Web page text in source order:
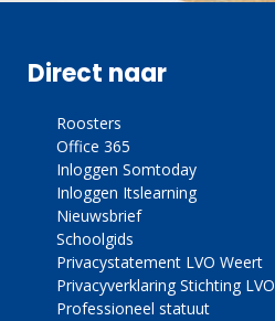
Direct naar
Roosters
Office 365
Inloggen Somtoday
Inloggen Itslearning
Nieuwsbrief
Schoolgids
Privacystatement LVO Weert
Privacyverklaring Stichting LVO
Professioneel statuut